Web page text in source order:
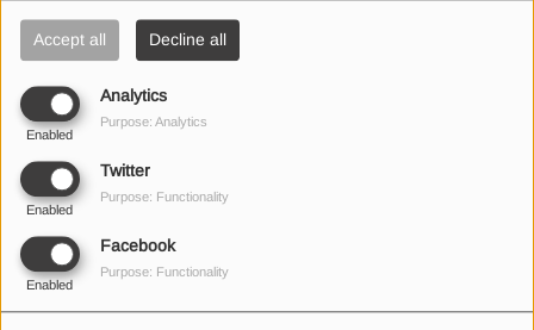
Accept all Decline all
Analytics
Enabled
Purpose: Analytics
Twitter
Enabled
Purpose: Functionality
Facebook
Enabled
Purpose: Functionality
SEND US AN EMAIL
(First name is required )